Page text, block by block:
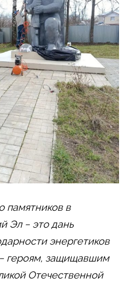
памятников в
Эл − это дань
энергетиков
героям, защищавшим
Отечественной